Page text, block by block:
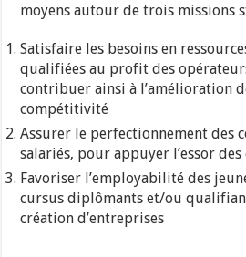
moyens autour de trois missions
Satisfaire les besoins en
qualifiées au profit des
contribuer ainsi à l’amélioration
compétitivité
Assurer le perfectionnement des
salariés, pour appuyer l’essor
Favoriser l’employabilité des
cursus diplômants et/ou
création d’entreprises